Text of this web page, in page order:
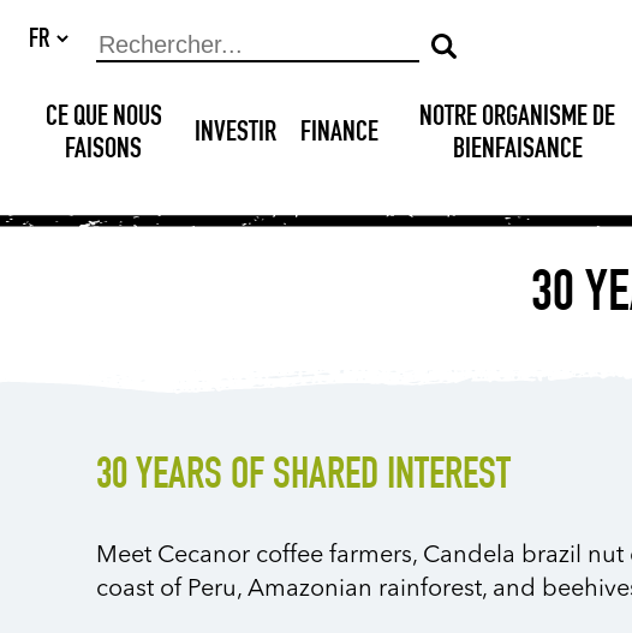
CE QUE NOUS
FAISONS
INVESTIR FINANCE
NOTRE ORGANISME DE
BIENFAISANCE
30
30 YEARS OF SHARED INTEREST
Meet Cecanor coffee farmers, Candela brazil
coast of Peru, Amazonian rainforest, and